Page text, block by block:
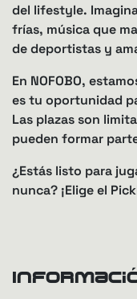
del lifestyle.
frías, música que
de deportistas y
En NOFOBO,
es tu oportunidad
Las plazas son
pueden formar
¿Estás listo para
nunca? ¡Elige el